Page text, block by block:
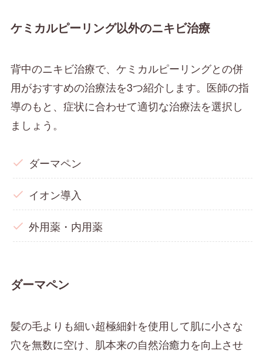
ケミカルピーリング以外のニキビ治療
背中のニキビ治療で、ケミカルピーリングとの併
用がおすすめの治療法を3つ紹介します。医師の指
導のもと、症状に合わせて適切な治療法を選択し
ましょう。
ダーマペン
イオン導入
外用薬・内用薬
ダーマペン
髪の毛よりも細い超極細針を使用して肌に小さな
穴を無数に空け、肌本来の自然治癒力を向上させ